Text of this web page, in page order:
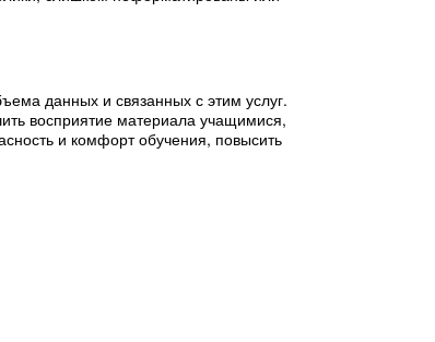
данных и связанных с этим услуг.
восприятие материала учащимися,
и комфорт обучения, повысить